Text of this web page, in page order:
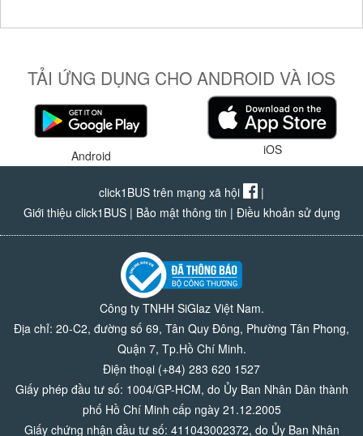
TẢI ỨNG DỤNG CHO ANDROID VÀ IOS
Android iOS
click1BUS trên mạng xã hội
|
Giới thiệu click1BUS| Bảo mật thông tin | Điều khoản sử dụng
Công ty TNHH SiGlaz Việt Nam.
Địa chỉ: 20-C2, đường số 69, Tân Quy Đông, Phường Tân Phong,
Quận 7, Tp.Hồ Chí Minh.
Điện thoại (+84) 283 620 1527
Giấy phép đầu tư số: 1004/GP-HCM, do Ủy Ban Nhân Dân thành
phố Hồ Chí Minh cấp ngày 21.12.2005
Giấy chứng nhận đầu tư số: 411043002372, do Ủy Ban Nhân